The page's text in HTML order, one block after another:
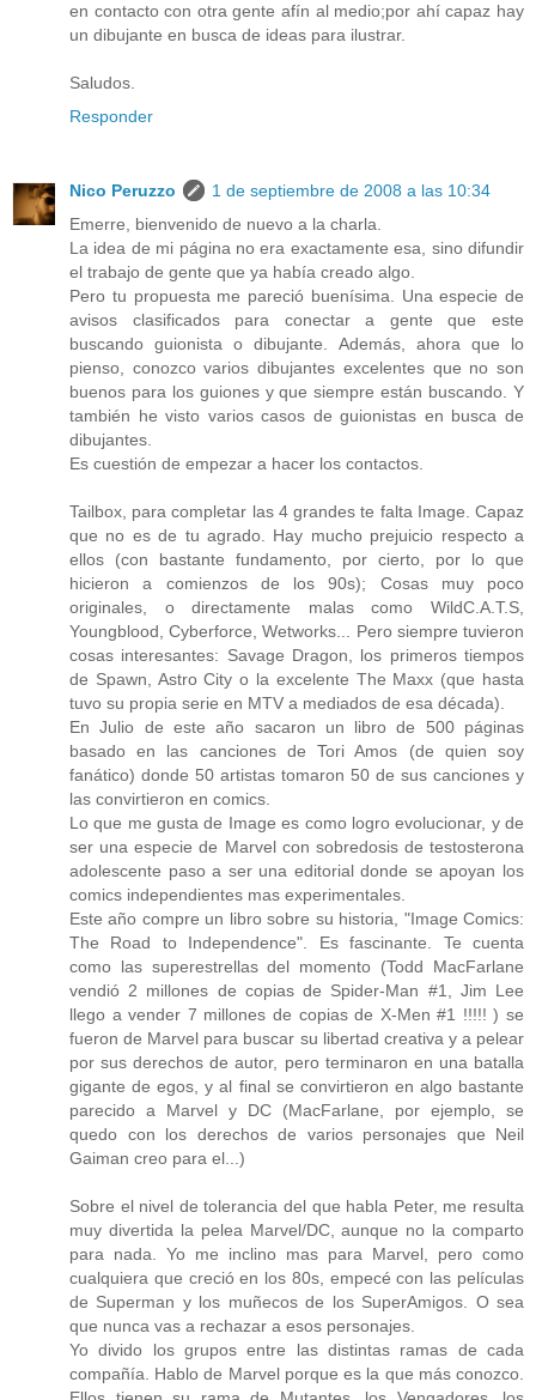
en contacto con otra gente afín al medio;por ahí capaz hay
un dibujante en busca de ideas para ilustrar.
Saludos.
Responder
Nico Peruzzo
1 de septiembre de 2008 a las 10:34
Emerre, bienvenido de nuevo a la charla.
La idea de mi página no era exactamente esa, sino difundir
el trabajo de gente que ya había creado algo.
Pero tu propuesta me pareció buenísima. Una especie de
avisos clasificados para conectar a gente que este
buscando guionista o dibujante. Además, ahora que lo
pienso, conozco varios dibujantes excelentes que no son
buenos para los guiones y que siempre están buscando. Y
también he visto varios casos de guionistas en busca de
dibujantes.
Es cuestión de empezar a hacer los contactos.
Tailbox, para completar las 4 grandes te falta Image. Capaz
que no es de tu agrado. Hay mucho prejuicio respecto a
ellos (con bastante fundamento, por cierto, por lo que
hicieron a comienzos de los 90s); Cosas muy poco
originales, o directamente malas como WildC.A.T.S,
Youngblood, Cyberforce, Wetworks... Pero siempre tuvieron
cosas interesantes: Savage Dragon, los primeros tiempos
de Spawn, Astro City o la excelente The Maxx (que hasta
tuvo su propia serie en MTV a mediados de esa década).
En Julio de este año sacaron un libro de 500 páginas
basado en las canciones de Tori Amos (de quien soy
fanático) donde 50 artistas tomaron 50 de sus canciones y
las convirtieron en comics.
Lo que me gusta de Image es como logro evolucionar, y de
ser una especie de Marvel con sobredosis de testosterona
adolescente paso a ser una editorial donde se apoyan los
comics independientes mas experimentales.
Este año compre un libro sobre su historia, "Image Comics:
The Road to Independence". Es fascinante. Te cuenta
como las superestrellas del momento (Todd MacFarlane
vendió 2 millones de copias de Spider-Man #1, Jim Lee
llego a vender 7 millones de copias de X-Men #1 !!!!! ) se
fueron de Marvel para buscar su libertad creativa y a pelear
por sus derechos de autor, pero terminaron en una batalla
gigante de egos, y al final se convirtieron en algo bastante
parecido a Marvel y DC (MacFarlane, por ejemplo, se
quedo con los derechos de varios personajes que Neil
Gaiman creo para el...)
Sobre el nivel de tolerancia del que habla Peter, me resulta
muy divertida la pelea Marvel/DC, aunque no la comparto
para nada. Yo me inclino mas para Marvel, pero como
cualquiera que creció en los 80s, empecé con las películas
de Superman y los muñecos de los SuperAmigos. O sea
que nunca vas a rechazar a esos personajes.
Yo divido los grupos entre las distintas ramas de cada
compañía. Hablo de Marvel porque es la que más conozco.